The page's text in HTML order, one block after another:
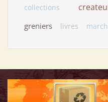
collections
greniers livres